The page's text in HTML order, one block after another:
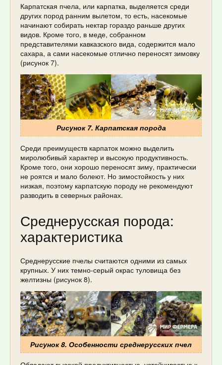
Карпатская пчела, или карпатка, выделяется среди
других пород ранним вылетом, то есть, насекомые
начинают собирать нектар гораздо раньше других
видов. Кроме того, в меде, собранном
представителями кавказского вида, содержится мало
сахара, а сами насекомые отлично переносят зимовку
(рисунок 7).
Рисунок 7. Карпатская порода
Среди преимуществ карпаток можно выделить
миролюбивый характер и высокую продуктивность.
Кроме того, они хорошо переносят зиму, практически
не роятся и мало болеют. Но зимостойкость у них
низкая, поэтому карпатскую породу не рекомендуют
разводить в северных районах.
Среднерусская порода:
характеристика
Среднерусские пчелы считаются одними из самых
крупных. У них темно-серый окрас туловища без
желтизны (рисунок 8).
Рисунок 8. Особенности среднерусских пчел